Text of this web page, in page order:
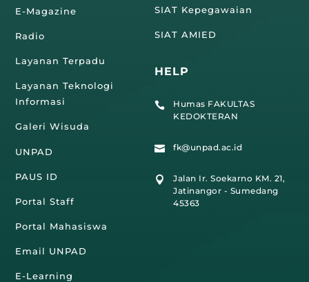
E-Magazine
Radio
Layanan Terpadu
Layanan Teknologi
Informasi
Galeri Wisuda
UNPAD
PAUS ID
Portal Staff
Portal Mahasiswa
Email UNPAD
E-Learning
SIAT Kepegawaian
SIAT AMIED
HELP

Humas FAKULTAS
KEDOKTERAN
 fk@unpad.ac.id

Jalan Ir. Soekarno KM. 21,
Jatinangor - Sumedang
45363